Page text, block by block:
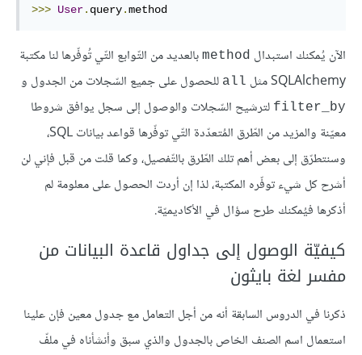
>>> User. query.method
الآن يُمكنك استبدال method بالعديد من التّوابع التّي تُوفّرها لنا مكتبة
SQLAlchemy مثل
all للحصول على جميع السّجلات من الجدول و
filter_by لترشيح السّجلات والوصول إلى سجل يوافق شروطا
معيّنة والمزيد من الطّرق المُتعدّدة التّي توفّرها قواعد بيانات SQL،
وسنتطرّق إلى بعض أهم تلك الطّرق بالتّفصيل، وكما قلت من قبل فإني لن
أشرح كل شيء توفّره المكتبة، لذا إن أردت الحصول على معلومة لم
أذكرها فيُمكنك طرح سؤال في الأكاديميّة.
كيفيّة الوصول إلى جداول قاعدة البيانات من
مفسر لغة بايثون
ذكرنا في الدروس السابقة أنه من أجل التعامل مع جدول معين فإن علينا
استعمال اسم الصنف الخاص بالجدول والذي سبق وأنشأناه في ملفّ